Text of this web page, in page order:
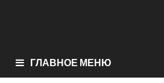
ГЛАВНОЕ МЕНЮ